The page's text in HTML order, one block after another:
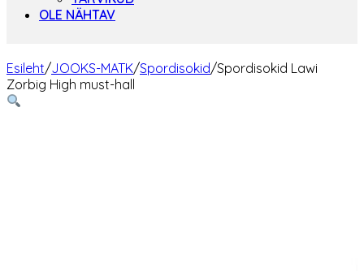
OLE NÄHTAV
Esileht/JOOKS-MATK/Spordisokid/Spordisokid Lawi
Zorbig High must-hall